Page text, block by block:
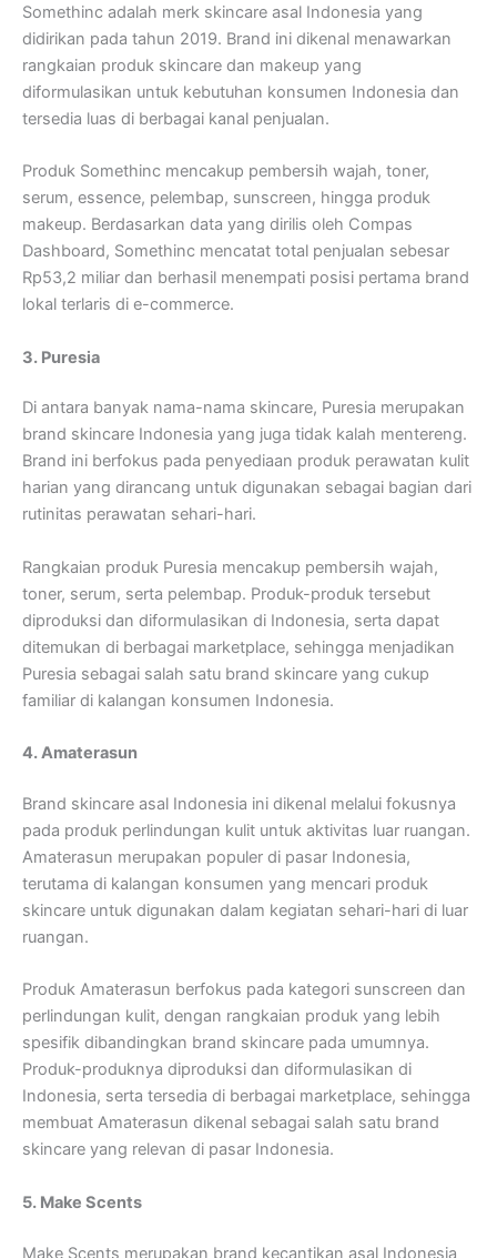
Somethinc adalah merk skincare asal Indonesia yang
didirikan pada tahun 2019. Brand ini dikenal menawarkan
rangkaian produk skincare dan makeup yang
diformulasikan untuk kebutuhan konsumen Indonesia dan
tersedia luas di berbagai kanal penjualan.
Produk Somethinc mencakup pembersih wajah, toner,
serum, essence, pelembap, sunscreen, hingga produk
makeup. Berdasarkan data yang dirilis oleh Compas
Dashboard, Somethinc mencatat total penjualan sebesar
Rp53,2 miliar dan berhasil menempati posisi pertama brand
lokal terlaris di e-commerce.
3. Puresia
Di antara banyak nama-nama skincare, Puresia merupakan
brand skincare Indonesia yang juga tidak kalah mentereng.
Brand ini berfokus pada penyediaan produk perawatan kulit
harian yang dirancang untuk digunakan sebagai bagian dari
rutinitas perawatan sehari-hari.
Rangkaian produk Puresia mencakup pembersih wajah,
toner, serum, serta pelembap. Produk-produk tersebut
diproduksi dan diformulasikan di Indonesia, serta dapat
ditemukan di berbagai marketplace, sehingga menjadikan
Puresia sebagai salah satu brand skincare yang cukup
familiar di kalangan konsumen Indonesia.
4. Amaterasun
Brand skincare asal Indonesia ini dikenal melalui fokusnya
pada produk perlindungan kulit untuk aktivitas luar ruangan.
Amaterasun merupakan populer di pasar Indonesia,
terutama di kalangan konsumen yang mencari produk
skincare untuk digunakan dalam kegiatan sehari-hari di luar
ruangan.
Produk Amaterasun berfokus pada kategori sunscreen dan
perlindungan kulit, dengan rangkaian produk yang lebih
spesifik dibandingkan brand skincare pada umumnya.
Produk-produknya diproduksi dan diformulasikan di
Indonesia, serta tersedia di berbagai marketplace, sehingga
membuat Amaterasun dikenal sebagai salah satu brand
skincare yang relevan di pasar Indonesia.
5. Make Scents
Make Scents merupakan brand kecantikan asal Indonesia